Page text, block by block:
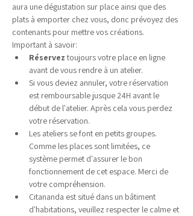
aura une dégustation sur place ainsi que des
plats à emporter chez vous, donc prévoyez des
contenants pour mettre vos créations.
Important à savoir:
​Réservez toujours votre place en ligne
avant de vous rendre à un atelier.
Si vous deviez annuler, votre réservation
est remboursable jusque 24H avant le
début de l'atelier. Après cela vous perdez
votre réservation.
Les ateliers se font en petits groupes.
Comme les places sont limitées, ce
système permet d'assurer le bon
fonctionnement de cet espace. Merci de
votre compréhension.
Citananda est situé dans un bâtiment
d'habitations, veuillez respecter le calme et